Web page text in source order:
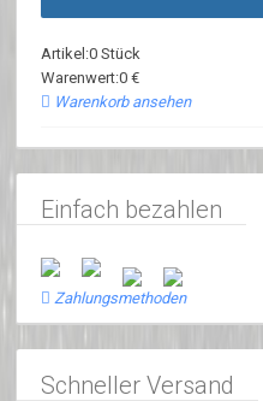
Artikel:0 Stück
Warenwert:0 €
Warenkorb ansehen
Einfach bezahlen
Zahlungsmethoden
Schneller Versand